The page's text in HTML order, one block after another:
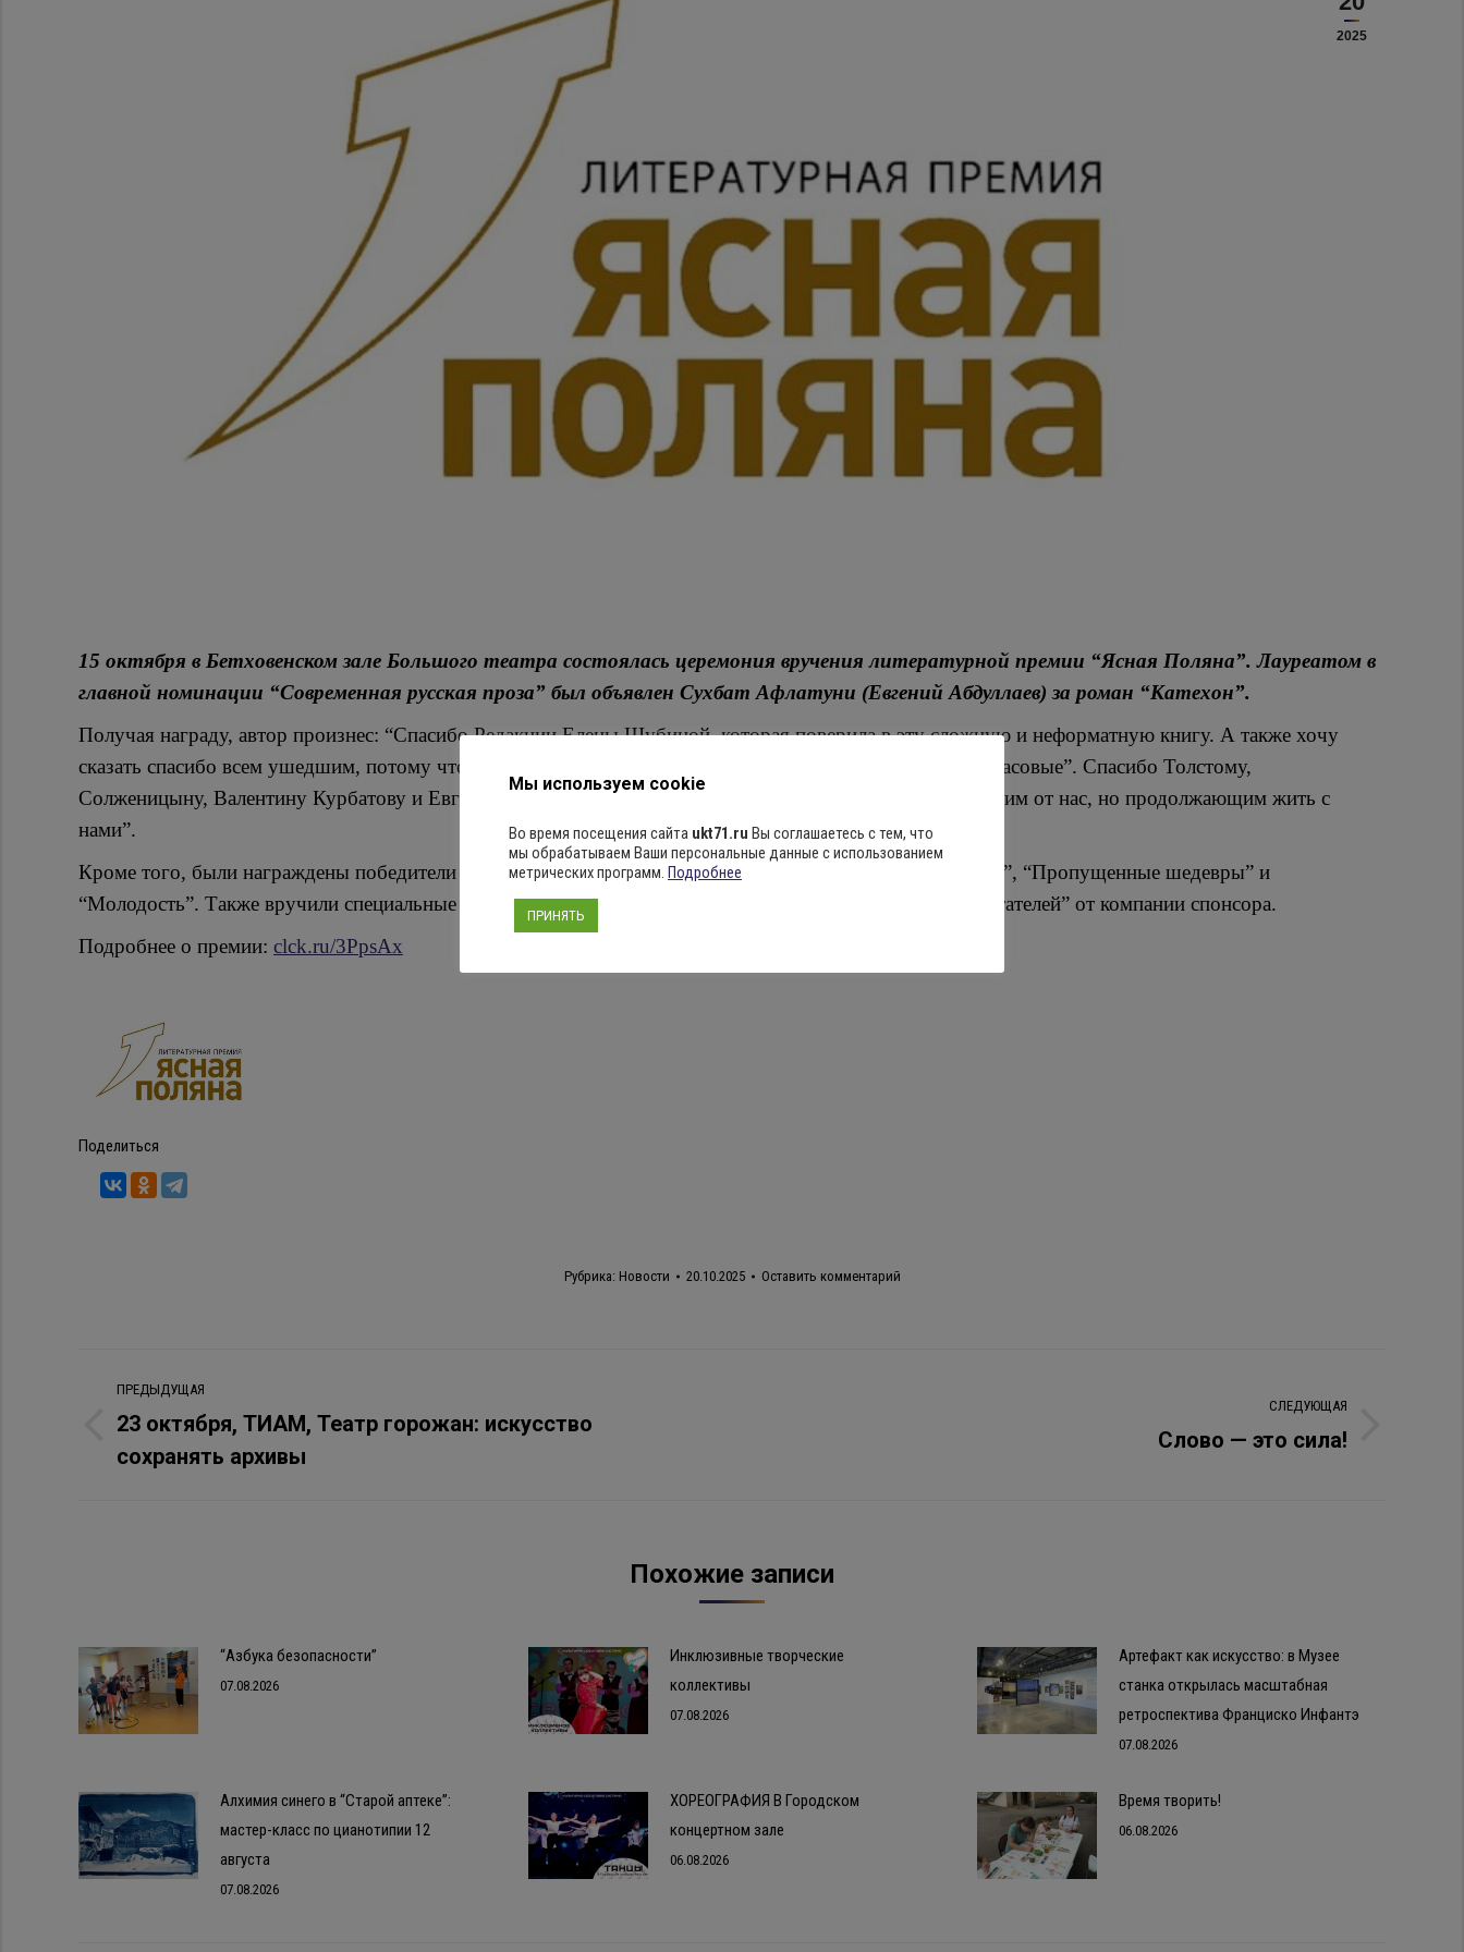
2025
15 октября в Бетховенском зале Большого театра состоялась церемония вручения литературной премии “Ясная Поляна”. Лауреатом в
главной номинации “Современная русская проза” был объявлен Сухбат Афлатуни (Евгений Абдуллаев) за роман “Катехон”.
Получая награду, автор произнес: “Спасибо Редакции Елены Шубиной, которая поверила в эту сложную и неформатную книгу. А также хочу
сказать спасибо всем ушедшим, потому что “наши мертвые нас не оставят в беде, наши павшие — как часовые”. Спасибо Толстому,
Солженицыну, Валентину Курбатову и Евгению Чижову, который недавно ушел от нас. Спасибо ушедшим от нас, но продолжающим жить с
нами”.
Кроме того, были награждены победители в других номинациях: “Личность”, “Иностранная литература”, “Пропущенные шедевры” и
“Молодость”. Также вручили специальные призы: от подкаста “Девчонки умнее стариков” и “Выбор читателей” от компании спонсора.
Подробнее о премии: clck.ru/3PpsAx
Поделиться
Рубрика: Новости 20.10.2025 Оставить комментарий
Навигация
по
записям
ПРЕДЫДУЩАЯ
запись:
23 октября, ТИАМ, Театр горожан: искусство
сохранять архивы
СЛЕДУЮЩАЯ
Слово — это сила!
Похожие записи
“Азбука безопасности”
07.08.2026
Инклюзивные творческие
коллективы
07.08.2026
Артефакт как искусство: в Музее
станка открылась масштабная
ретроспектива Франциско Инфантэ
07.08.2026
Алхимия синего в “Старой аптеке”:
мастер-класс по цианотипии 12
августа
07.08.2026
ХОРЕОГРАФИЯ В Городском
концертном зале
06.08.2026
Время творить!
06.08.2026
Мы используем cookie
Во время посещения сайта ukt71.ru Вы соглашаетесь с тем, что
мы обрабатываем Ваши персональные данные с использованием
метрических программ. Подробнее
ПРИНЯТЬ